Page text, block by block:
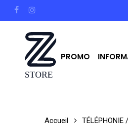
to
facebookinstagram
PROMO
Accueil TÉLÉPHONIE